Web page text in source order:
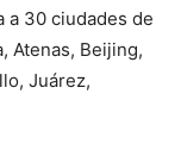
a 30 ciudades de
Atenas, Beijing,
Juárez,